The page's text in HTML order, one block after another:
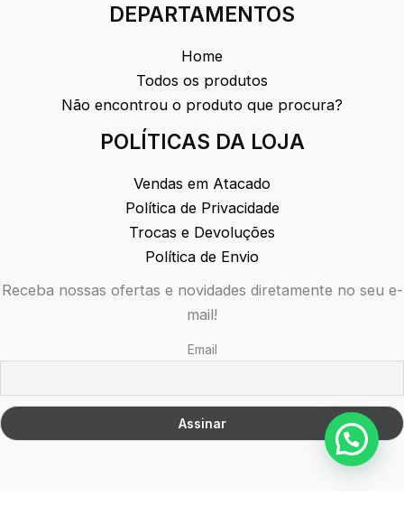
DEPARTAMENTOS
Home
Todos os produtos
Não encontrou o produto que procura?
POLÍTICAS DA LOJA
Vendas em Atacado
Política de Privacidade
Trocas e Devoluções
Política de Envio
Receba nossas ofertas e novidades diretamente no seu e-
mail!
Email